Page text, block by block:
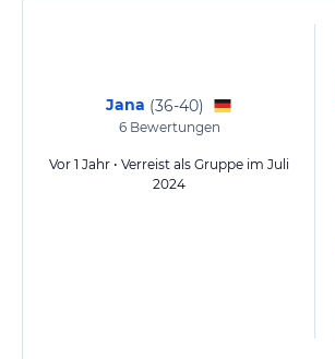
Jana (36-40)
6Bewertungen
Vor 1 Jahr • Verreist als Gruppe im Juli
2024